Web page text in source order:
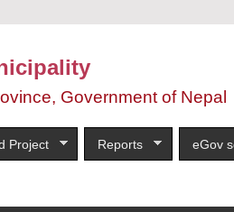
Government of Nepal
Project Reports eGov